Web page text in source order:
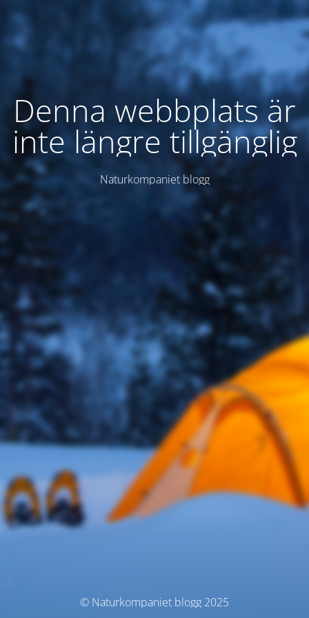
Denna webbplats är
inte längre tillgänglig
Naturkompaniet blogg
© Naturkompaniet blogg 2025